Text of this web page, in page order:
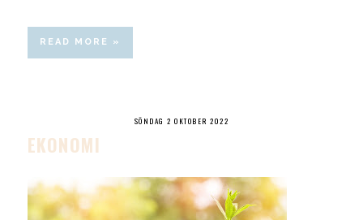
READ MORE »
SÖNDAG 2 OKTOBER 2022
EKONOMI